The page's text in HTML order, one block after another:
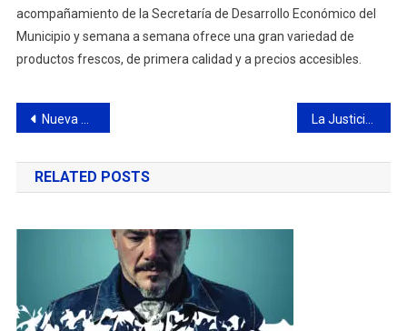
acompañamiento de la Secretaría de Desarrollo Económico del
Municipio y semana a semana ofrece una gran variedad de
productos frescos, de primera calidad y a precios accesibles.
Navegación
de
entradas
Nueva Costanera: el Municipio ultima detalles para inaugurar la Casa de Turismo e Islas La Justicia de Campana ordenó la detención de una médica trucha que trabajaba en Capilla del Señor
RELATED POSTS